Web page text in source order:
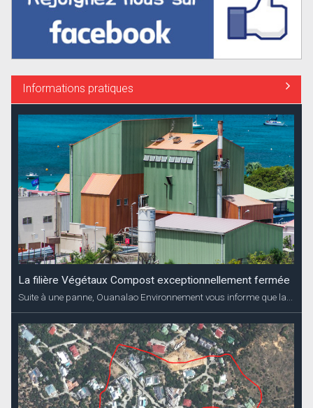
Informations pratiques
La filière Végétaux Compost exceptionnellement fermée
Suite à une panne, Ouanalao Environnement vous informe que la...